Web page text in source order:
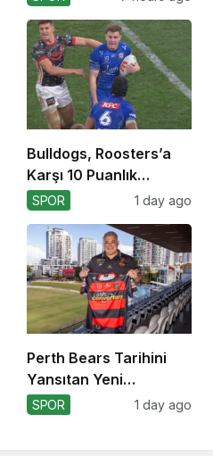
Bulldogs, Roosters’a
Karşı 10 Puanlık
Avantajı Yitirdi
SPOR 1 day ago
Perth Bears Tarihini
Yansıtan Yeni
Formasını Tanıttı
SPOR 1 day ago